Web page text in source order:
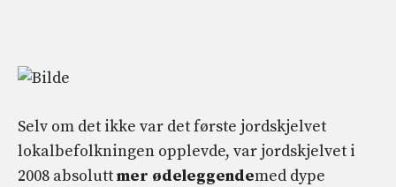
Selv om det ikke var det første jordskjelvet
lokalbefolkningen opplevde, var jordskjelvet i
2008 absoluttmer ødeleggendemed dype